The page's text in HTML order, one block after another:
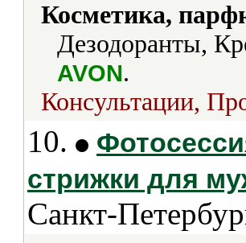
Косметика,
Дезодоранты,
AVON.
Консультации,
10.
стрижки для
Санкт-